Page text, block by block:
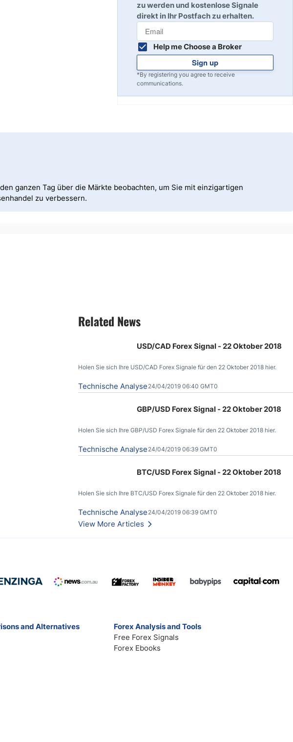
zu werden und kostenlose Signale
direkt in Ihr Postfach zu erhalten.
Help me Choose a Broker
Sign up
*By registering you agree to receive
communications.
ganzen Tag über die Märkte beobachten, um Sie mit einzigartigen
zu verbessern.
Related News
USD/CAD Forex Signal - 22 Oktober 2018
Holen Sie sich Ihre USD/CAD Forex Signale für den 22 Oktober 2018 hier.
Technische Analyse 24/04/2019 06:40 GMT0
GBP/USD Forex Signal - 22 Oktober 2018
Holen Sie sich Ihre GBP/USD Forex Signale für den 22 Oktober 2018 hier.
Technische Analyse 24/04/2019 06:39 GMT0
BTC/USD Forex Signal - 22 Oktober 2018
Holen Sie sich Ihre BTC/USD Forex Signale für den 22 Oktober 2018 hier.
Technische Analyse 24/04/2019 06:39 GMT0
View More Articles
and Alternatives
Forex Analysis and Tools
Free Forex Signals
Forex Ebooks